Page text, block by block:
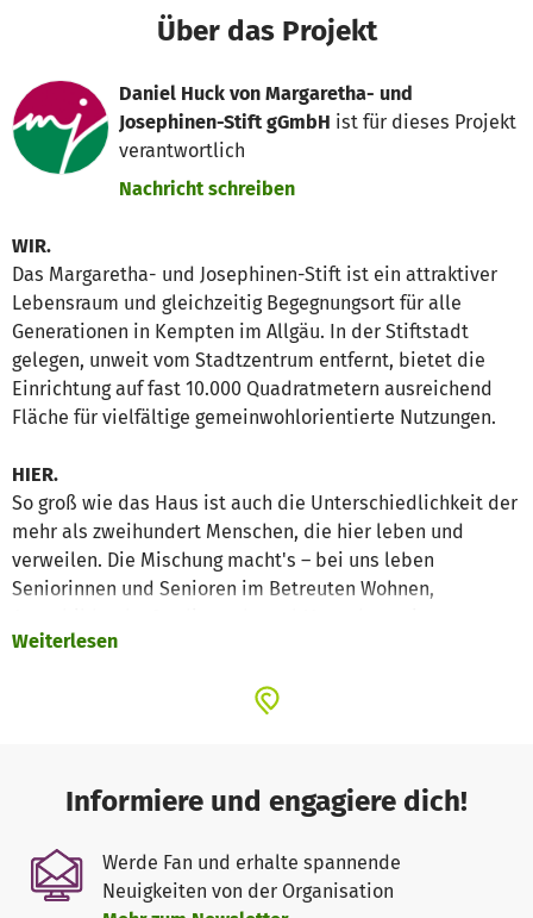
Über das Projekt
Daniel Huck von Margaretha- und
Josephinen-Stift gGmbH ist für dieses Projekt
verantwortlich
Nachricht schreiben
WIR.
Das Margaretha- und Josephinen-Stift ist ein attraktiver
Lebensraum und gleichzeitig Begegnungsort für alle
Generationen in Kempten im Allgäu. In der Stiftstadt
gelegen, unweit vom Stadtzentrum entfernt, bietet die
Einrichtung auf fast 10.000 Quadratmetern ausreichend
Fläche für vielfältige gemeinwohlorientierte Nutzungen.
HIER.
So groß wie das Haus ist auch die Unterschiedlichkeit der
mehr als zweihundert Menschen, die hier leben und
verweilen. Die Mischung macht's – bei uns leben
Seniorinnen und Senioren im Betreuten Wohnen,
Behinderung. Einen festen Platz hat auch die jüngste
in einer Kindertagesstätte mit integrierter Kinderkrippe.
Kempten (Allgäu) und verschiedener sozialer Träger, die
das Margaretha- und Josephinen-Stift ebenso für
Besucherinnen und Besucher von außerhalb zu einem
attraktiven Informationszentrum machen. Vervollständigt
wird das Leben im Haus durch Seminare, Kurse oder
Weiterlesen
Informiere und engagiere dich!
Werde Fan und erhalte spannende
Neuigkeiten von der Organisation